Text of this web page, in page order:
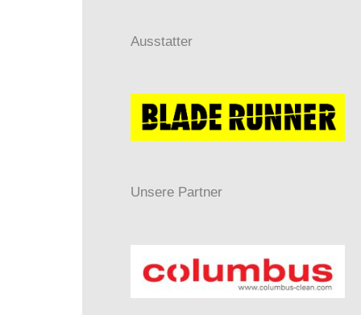
Ausstatter
Unsere Partner